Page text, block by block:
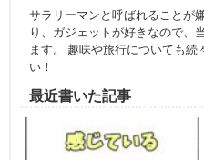
サラリーマンと呼ばれることが
り、ガジェットが好きなので、
ます。 趣味や旅行についても続
い！
最近書いた記事